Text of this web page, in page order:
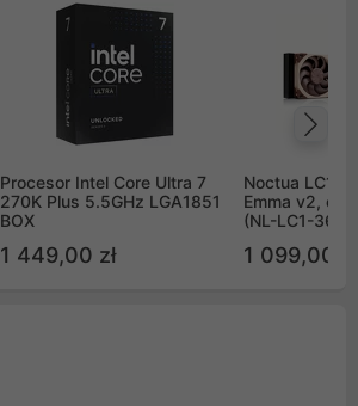
Procesor Intel Core Ultra 7
270K Plus 5.5GHz LGA1851
BOX
1 449,00 zł
Noctua LC1
Emma v2,
(NL-LC1-36)
1 099,00 zł